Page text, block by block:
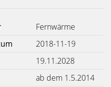
Fernwärme
2018-11-19
19.11.2028
ab dem 1.5.2014